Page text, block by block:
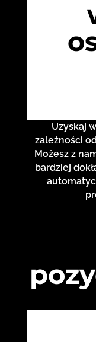
Uzyskaj
zależności
Możesz z
bardziej